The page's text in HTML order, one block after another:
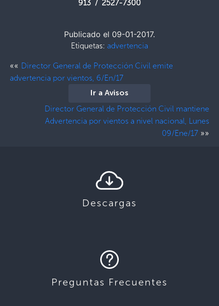
913 / 2527-7300
Publicado el 09-01-2017.
Etiquetas: advertencia
«« Director General de Protección Civil emite
advertencia por vientos, 6/En/17
Ir a Avisos
Director General de Protección Civil mantiene
Advertencia por vientos a nivel nacional, Lunes
09/Ene/17 »»
Descargas
Preguntas Frecuentes